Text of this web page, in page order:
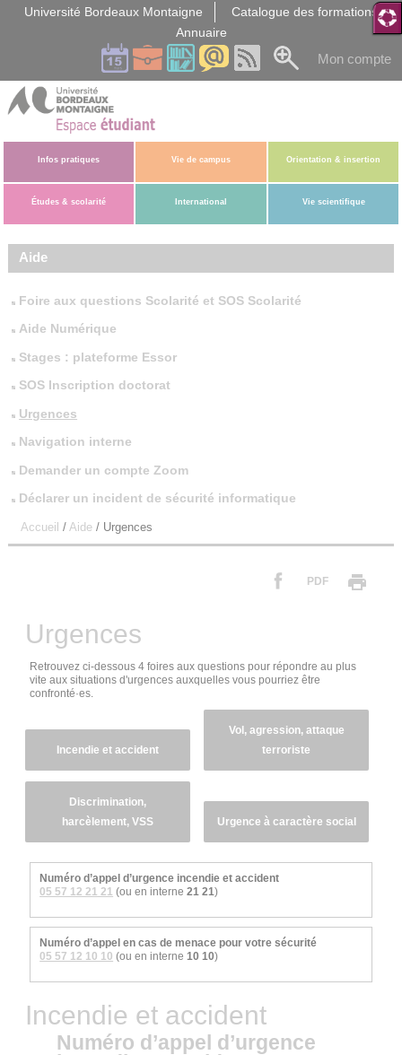
Université Bordeaux Montaigne
Catalogue des formations
Annuaire
Mon compte
Infos pratiques Vie de campus Orientation & insertion
Études & scolarité International Vie scientifique
Aide
Foire aux questions Scolarité et SOS Scolarité
Aide Numérique
Stages : plateforme Essor
SOS Inscription doctorat
Urgences
Navigation interne
Demander un compte Zoom
Déclarer un incident de sécurité informatique
Accueil / Aide/ Urgences
PDF
Urgences
Retrouvez ci-dessous 4 foires aux questions pour répondre au plus
vite aux situations d'urgences auxquelles vous pourriez être
confronté·es.
Incendie et accident
Vol, agression, attaque
terroriste
Discrimination,
harcèlement, VSS
Urgence à caractère social
Numéro d’appel d’urgence incendie et accident
05 57 12 21 21 (ou en interne21 21)
Numéro d’appel en cas de menace pour votre sécurité
05 57 12 10 10 (ou en interne10 10)
Incendie et accident
Numéro d’appel d’urgence
Gestion des cookies